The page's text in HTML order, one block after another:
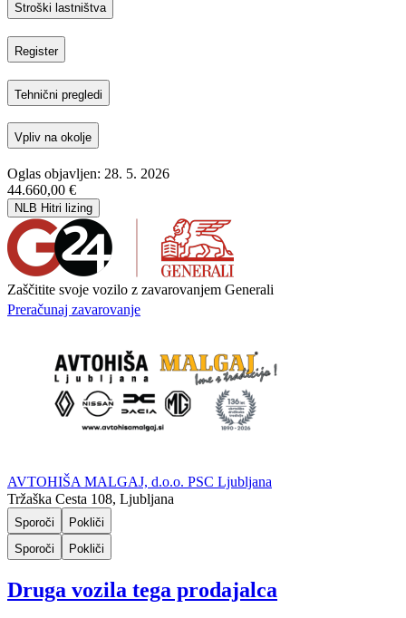
Stroški lastništva
Register
Tehnični pregledi
Vpliv na okolje
Oglas objavljen: 28. 5. 2026
44.660,00 €
NLB Hitri lizing
Zaščitite svoje vozilo z zavarovanjem Generali
Preračunaj zavarovanje
AVTOHIŠA MALGAJ, d.o.o. PSC Ljubljana
Tržaška Cesta 108, Ljubljana
Sporoči
Pokliči
Sporoči
Pokliči
Druga vozila tega prodajalca